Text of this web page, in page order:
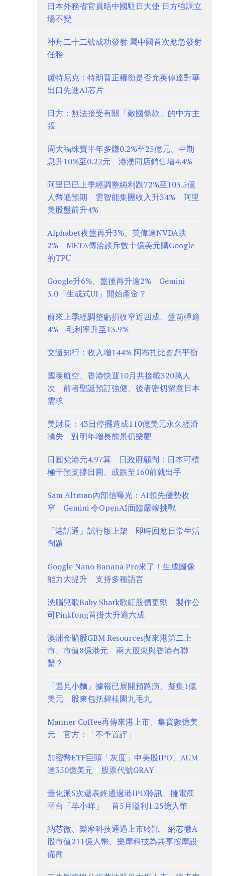
日本外務省官員晤中國駐日大使 日方強調立
場不變
神舟二十二號成功發射 屬中國首次應急發射
任務
盧特尼克：特朗普正權衡是否允英偉達對華
出口先進AI芯片
日方：無法接受有關「敵國條款」的中方主
張
周大福珠寶半年多賺0.2%至25億元、中期
息升10%至0.22元 港澳同店銷售增4.4%
阿里巴巴上季經調整純利跌72%至103.5億
人幣遜預期 雲智能集團收入升34% 阿里
美股盤前升4%
Alphabet夜盤再升3%、英偉達NVDA跌
2% META傳洽談斥數十億美元購Google
的TPU
Google升6%、盤後再升逾2% Gemini
3.0「生成式UI」開始產金？
蔚來上季經調整虧損收窄近四成、盤前彈逾
4% 毛利率升至13.9%
文遠知行：收入增144% 阿布扎比盈虧平衡
國泰航空、香港快運10月共接載320萬人
次 前者聖誕預訂強健、後者密切留意日本
需求
美財長：43日停擺造成110億美元永久經濟
損失 對明年增長前景仍樂觀
日圓兌港元4.97算 日政府顧問：日本可積
極干預支撐日圓、或跌至160前就出手
Sam Altman內部信曝光：AI領先優勢收
窄 Gemini 令OpenAI面臨嚴峻挑戰
「港話通」試行版上架 即時回應日常生活
問題
Google Nano Banana Pro來了！生成圖像
能力大提升 支持多種語言
洗腦兒歌Baby Shark歌紅股價更勁 製作公
司Pinkfong首掛大升逾六成
澳洲金礦股GBM Resources擬來港第二上
市、市值8億港元 兩大股東與香港有聯
繫？
「遇見小麵」據報已展開預路演、擬集1億
美元 股東包括碧桂園九毛九
Manner Coffee再傳來港上市、集資數億美
元 官方：「不予置評」
加密幣ETF巨頭「灰度」申美股IPO、AUM
達350億美元 股票代號GRAY
量化派5次遞表終通過港IPO聆訊、擁電商
平台「羊小咩」 首5月溢利1.25億人幣
納芯微、樂摩科技通過上市聆訊 納芯微A
股市值211億人幣、樂摩科技為共享按摩設
備商